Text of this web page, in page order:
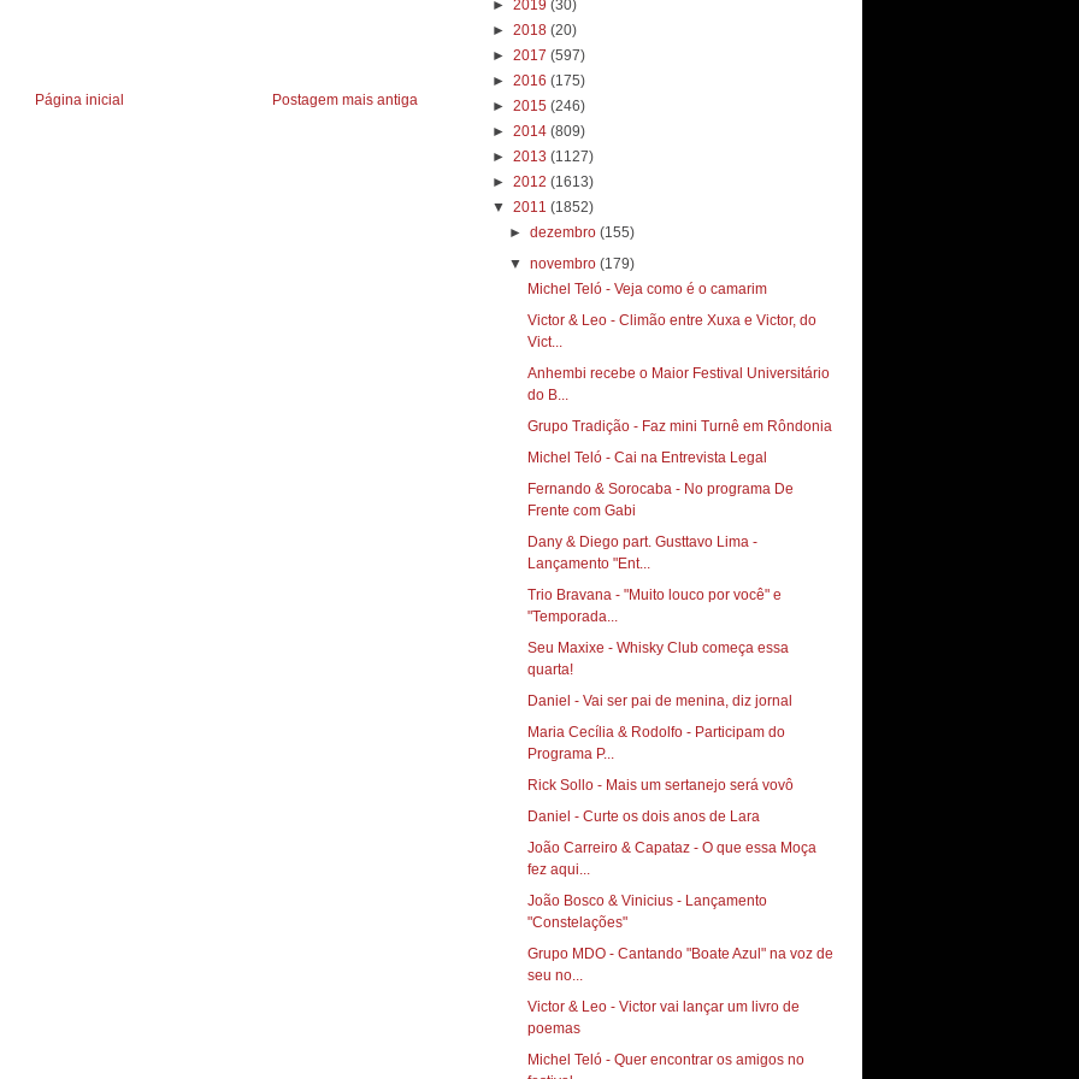
Postagem mais antiga
Página inicial
► 2019 (30)
► 2018 (20)
► 2017 (597)
► 2016 (175)
► 2015 (246)
► 2014 (809)
► 2013 (1127)
► 2012 (1613)
▼ 2011 (1852)
►dezembro(155)
▼novembro(179)
Michel Teló - Veja como é o camarim
Victor & Leo - Climão entre Xuxa e Victor, do
Vict...
Anhembi recebe o Maior Festival Universitário
do B...
Grupo Tradição - Faz mini Turnê em Rôndonia
Michel Teló - Cai na Entrevista Legal
Fernando & Sorocaba - No programa De
Frente com Gabi
Dany & Diego part. Gusttavo Lima -
Lançamento "Ent...
Trio Bravana - "Muito louco por você" e
"Temporada...
Seu Maxixe - Whisky Club começa essa
quarta!‏
Daniel - Vai ser pai de menina, diz jornal
Maria Cecília & Rodolfo - Participam do
Programa P...
Rick Sollo - Mais um sertanejo será vovô
Daniel - Curte os dois anos de Lara
João Carreiro & Capataz - O que essa Moça
fez aqui...
João Bosco & Vinicius - Lançamento
"Constelações"
Grupo MDO - Cantando "Boate Azul" na voz de
seu no...
Victor & Leo - Victor vai lançar um livro de
poemas
Michel Teló - Quer encontrar os amigos no